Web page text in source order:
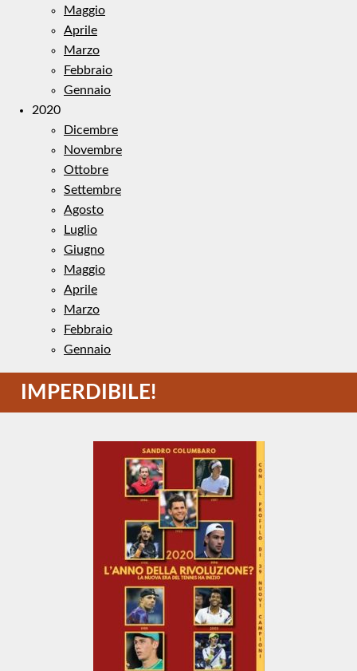
Maggio
Aprile
Marzo
Febbraio
Gennaio
2020
Dicembre
Novembre
Ottobre
Settembre
Agosto
Luglio
Giugno
Maggio
Aprile
Marzo
Febbraio
Gennaio
IMPERDIBILE!